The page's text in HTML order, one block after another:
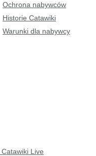
Ochrona nabywców
Historie Catawiki
Warunki dla nabywcy
Live